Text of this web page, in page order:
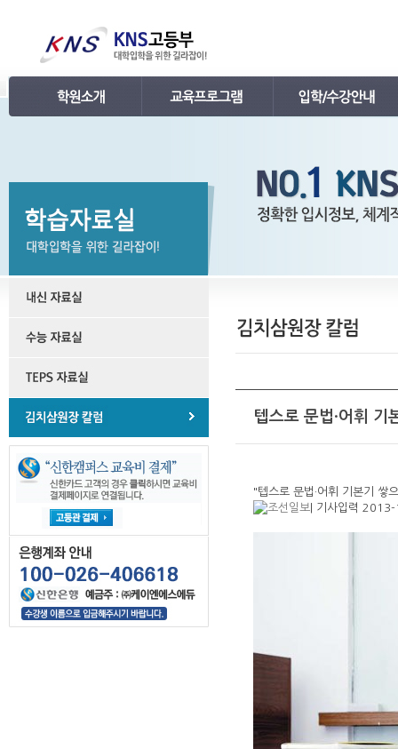
언론보도
명예의 전당
KNS 포토 갤러리
찾아오시는 길
수능 프로그램
특강 프로그램
강의시간표 / 교재소개
입학안내
레벨 테스트
텝스로 문법·어휘 기
"텝스로 문법·어휘 기본기 쌓
| 기사입력